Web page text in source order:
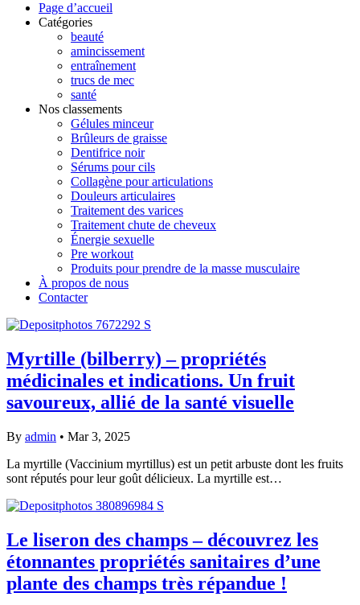
Page d’accueil
Catégories
beauté
amincissement
entraînement
trucs de mec
santé
Nos classements
Gélules minceur
Brûleurs de graisse
Dentifrice noir
Sérums pour cils
Collagène pour articulations
Douleurs articulaires
Traitement des varices
Traitement chute de cheveux
Énergie sexuelle
Pre workout
Produits pour prendre de la masse musculaire
À propos de nous
Contacter
Myrtille (bilberry) – propriétés
médicinales et indications. Un fruit
savoureux, allié de la santé visuelle
By admin • Mar 3, 2025
La myrtille (Vaccinium myrtillus) est un petit arbuste dont les fruits
sont réputés pour leur goût délicieux. La myrtille est…
Le liseron des champs – découvrez les
étonnantes propriétés sanitaires d’une
plante des champs très répandue !